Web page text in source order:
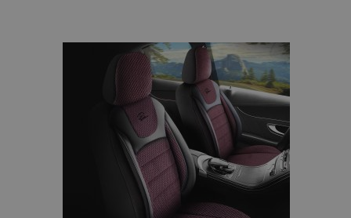
liste
d'achats